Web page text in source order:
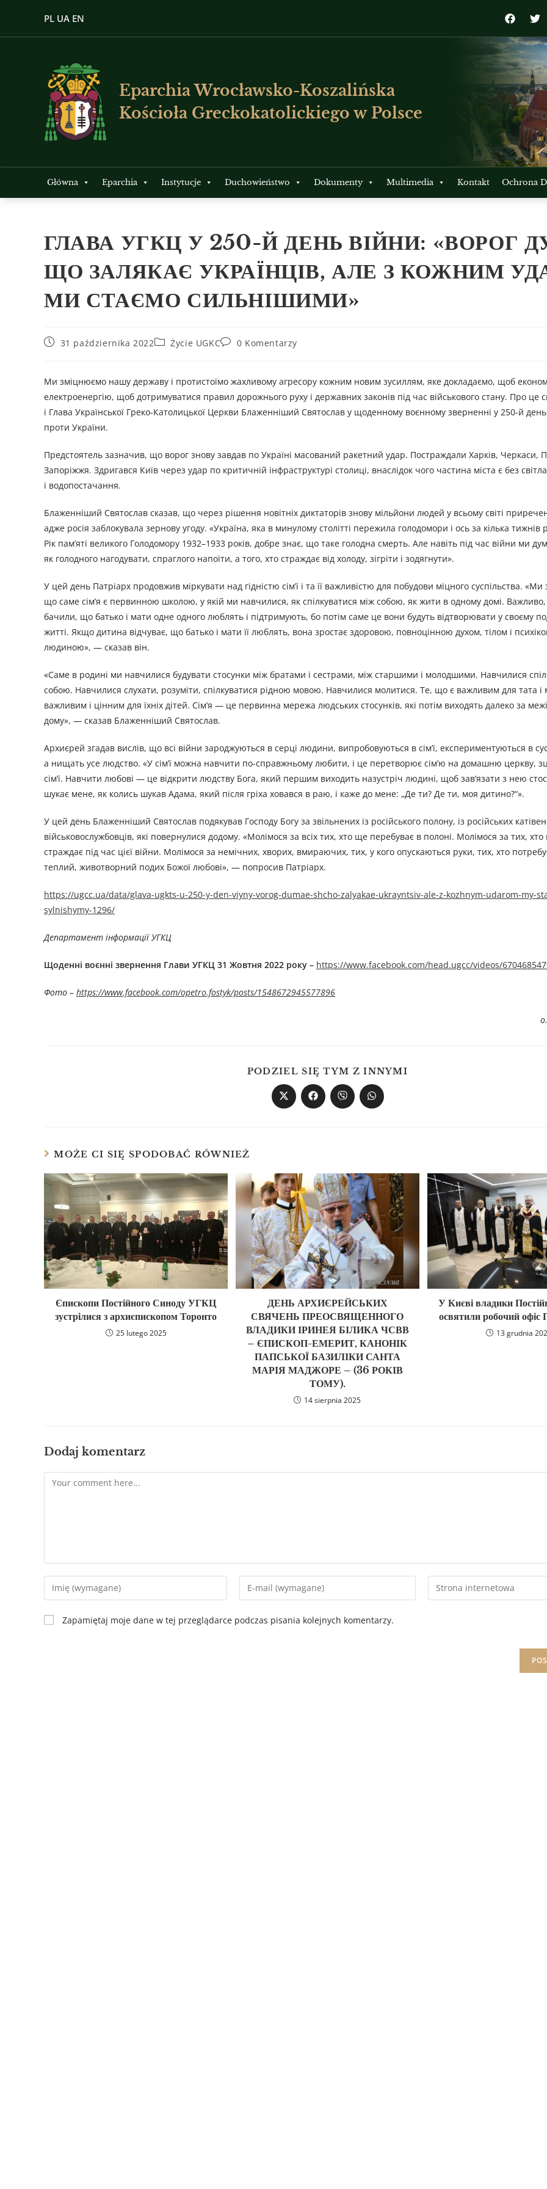
PL UA EN
Eparchia Wrocławsko-Koszalińska
Kościoła Greckokatolickiego w Polsce
Główna Eparchia Instytucje Duchowieństwo Dokumenty Multimedia Kontakt Ochrona
ГЛАВА УГКЦ У 250-Й ДЕНЬ ВІЙНИ: «ВОРОГ
ЩО ЗАЛЯКАЄ УКРАЇНЦІВ, АЛЕ З КОЖНИМ
МИ СТАЄМО СИЛЬНІШИМИ»
31 października 2022 Życie UGKC 0 Komentarzy
Ми зміцнюємо нашу державу і протистоїмо жахливому агресору кожним новим зусиллям, яке докладаємо, щоб
електроенергію, щоб дотримуватися правил дорожнього руху і державних законів під час військового стану. Про це
і Глава Української Греко-Католицької Церкви Блаженніший Святослав у щоденному воєнному зверненні у 250-й день
проти України.
Предстоятель зазначив, що ворог знову завдав по Україні масований ракетний удар. Постраждали Харків, Черкаси,
Запоріжжя. Здригався Київ через удар по критичній інфраструктурі столиці, внаслідок чого частина міста є без світла
і водопостачання.
Блаженніший Святослав сказав, що через рішення новітніх диктаторів знову мільйони людей у всьому світі
адже росія заблокувала зернову угоду. «Україна, яка в минулому столітті пережила голодомори і ось за кілька
Рік пам’яті великого Голодомору 1932–1933 років, добре знає, що таке голодна смерть. Але навіть під час війни ми
як голодного нагодувати, спраглого напоїти, а того, хто страждає від холоду, зігріти і зодягнути».
У цей день Патріарх продовжив міркувати над гідністю сім’ї і та її важливістю для побудови міцного суспільства. «Ми
що саме сім’я є первинною школою, у якій ми навчилися, як спілкуватися між собою, як жити в одному домі.
бачили, що батько і мати одне одного люблять і підтримують, бо потім саме це вони будуть відтворювати у своєму
житті. Якщо дитина відчуває, що батько і мати її люблять, вона зростає здоровою, повноцінною духом, тілом і
людиною», — сказав він.
«Саме в родині ми навчилися будувати стосунки між братами і сестрами, між старшими і молодшими. Навчилися
собою. Навчилися слухати, розуміти, спілкуватися рідною мовою. Навчилися молитися. Те, що є важливим для тата і
важливим і цінним для їхніх дітей. Сім’я — це первинна мережа людських стосунків, які потім виходять далеко за
дому», — сказав Блаженніший Святослав.
Архиєрей згадав вислів, що всі війни зароджуються в серці людини, випробовуються в сім’ї, експериментуються в
а нищать усе людство. «У сім’ї можна навчити по-справжньому любити, і це перетворює сім’ю на домашню церкву,
сім’ї. Навчити любові — це відкрити людству Бога, який першим виходить назустріч людині, щоб зав’язати з нею
шукає мене, як колись шукав Адама, який після гріха ховався в раю, і каже до мене: „Де ти? Де ти, моя дитино?“».
У цей день Блаженніший Святослав подякував Господу Богу за звільнених із російського полону, із російських
військовослужбовців, які повернулися додому. «Молімося за всіх тих, хто ще перебуває в полоні. Молімося за тих,
страждає під час цієї війни. Молімося за немічних, хворих, вмираючих, тих, у кого опускаються руки, тих, хто
теплий, животворний подих Божої любові», — попросив Патріарх.
https://ugcc.ua/data/glava-ugkts-u-250-y-den-viyny-vorog-dumae-shcho-zalyakae-ukrayntsiv-ale-z-kozhnym-udarom-my-
sylnishymy-1296/
Департамент інформації УГКЦ
Щоденні воєнні звернення Глави УГКЦ 31 Жовтня 2022 року – https://www.facebook.com/head.ugcc/videos/
Фото – https://www.facebook.com/opetro.fostyk/posts/1548672945577896
PODZIEL SIĘ TYM Z INNYMI
MOŻE CI SIĘ SPODOBAĆ RÓWNIEŻ
Єпископи Постійного Синоду УГКЦ
зустрілися з архиєпископом Торонто
25 lutego 2025
ДЕНЬ АРХИЄРЕЙСЬКИХ
СВЯЧЕНЬ ПРЕОСВЯЩЕННОГО
ВЛАДИКИ ІРИНЕЯ БІЛИКА ЧСВВ
– ЄПИСКОП-ЕМЕРИТ, КАНОНІК
ПАПСЬКОЇ БАЗИЛІКИ САНТА
МАРІЯ МАДЖОРЕ – (36 РОКІВ
ТОМУ).
14 sierpnia 2025
У Києві владики
освятили робочий
13 grudnia
Dodaj komentarz
Zapamiętaj moje dane w tej przeglądarce podczas pisania kolejnych komentarzy.